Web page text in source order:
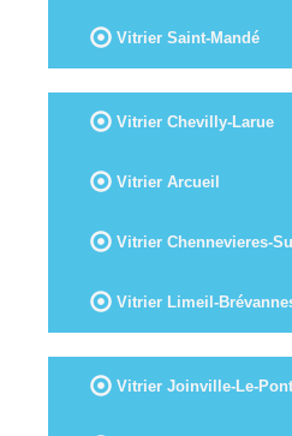
Vitrier Saint-Mandé
Vitrier Chevilly-Larue
Vitrier Arcueil
Vitrier Chennevieres-
Vitrier Limeil-
Vitrier Joinville-Le-Pont